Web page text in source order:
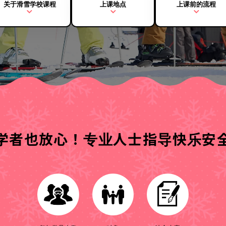
关于滑雪学校课程 上课地点 上课前的流程
者也放心！专业人士指导快乐安